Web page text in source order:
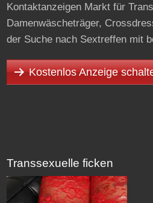
Kontaktanzeigen Markt für
Damenwäscheträger,
der Suche nach Sextreffen mit
Kostenlos Anzeige
Transsexuelle ficken